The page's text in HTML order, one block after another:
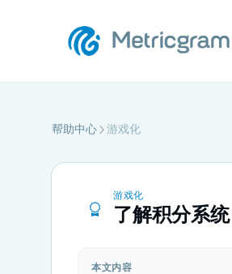
帮助中心 游戏化
游戏化
了解积分系统
本文内容